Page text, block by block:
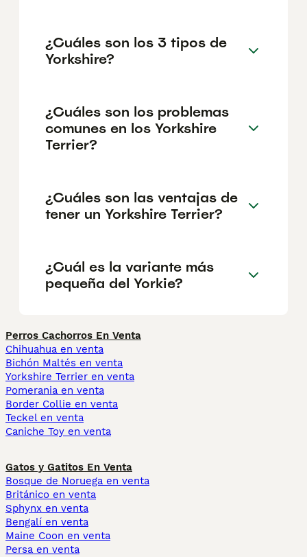
¿Cuáles son los 3 tipos de
Yorkshire?
¿Cuáles son los problemas
comunes en los Yorkshire
Terrier?
¿Cuáles son las ventajas de
tener un Yorkshire Terrier?
¿Cuál es la variante más
pequeña del Yorkie?
Perros Cachorros En Venta
Chihuahua en venta
Bichón Maltés en venta
Yorkshire Terrier en venta
Pomerania en venta
Border Collie en venta
Teckel en venta
Caniche Toy en venta
Gatos y Gatitos En Venta
Bosque de Noruega en venta
Británico en venta
Sphynx en venta
Bengalí en venta
Maine Coon en venta
Persa en venta